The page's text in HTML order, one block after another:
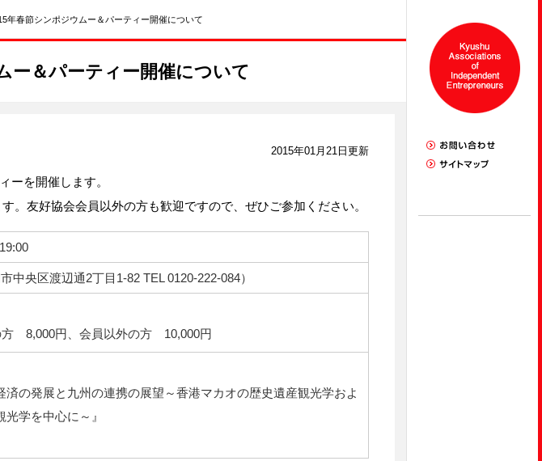
年春節シンポジウムー＆パーティー開催について
ー＆パーティー開催について
2015年01月21日更新
ーを開催します。
。友好協会会員以外の方も歓迎ですので、ぜひご参加ください。
央区渡辺通2丁目1-82 TEL 0120-222-084）
方 8,000円、会員以外の方 10,000円
済の発展と九州の連携の展望～香港マカオの歴史遺産観光学およ
学を中心に～』